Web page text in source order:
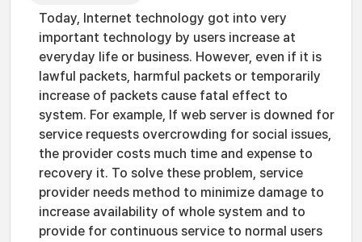
Today, Internet technology got into very
important technology by users increase at
everyday life or business. However, even if it is
lawful packets, harmful packets or temporarily
increase of packets cause fatal effect to
system. For example, If web server is downed for
service requests overcrowding for social issues,
the provider costs much time and expense to
recovery it. To solve these problem, service
provider needs method to minimize damage to
increase availability of whole system and to
provide for continuous service to normal users